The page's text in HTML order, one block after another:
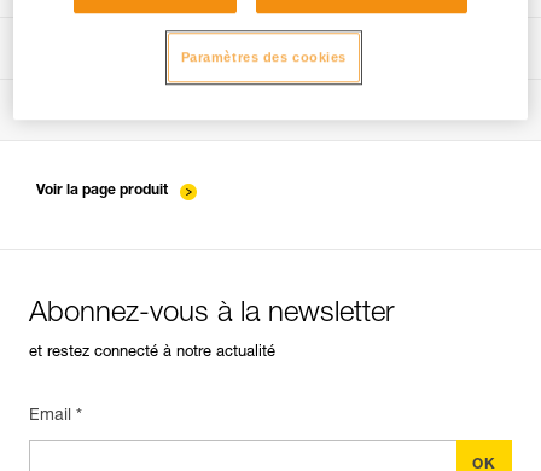
Technical Notice
Procédure de vérification EPI
Voir la page produit
Abonnez-vous à la newsletter
et restez connecté à notre actualité
Email *
Paramètres des cookies